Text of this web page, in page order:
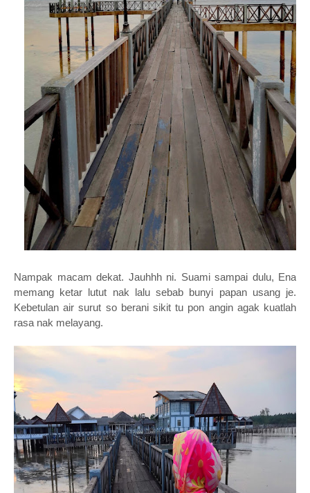
Nampak macam dekat. Jauhhh ni. Suami sampai dulu, Ena
memang ketar lutut nak lalu sebab bunyi papan usang je.
Kebetulan air surut so berani sikit tu pon angin agak kuatlah
rasa nak melayang.